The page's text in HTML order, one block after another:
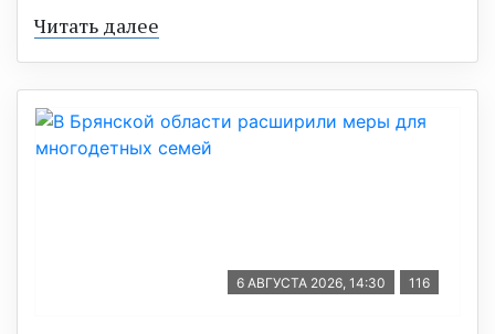
Читать далее
6 АВГУСТА 2026, 14:30 116